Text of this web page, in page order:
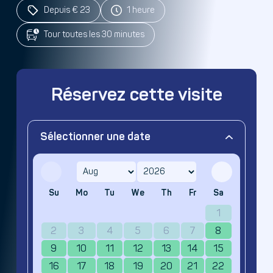
Depuis € 23 1 heure
Tour toutes les 30 minutes
Réservez cette visite
Sélectionner une date
Su Mo Tu We Th Fr Sa
1
2
3 4 5 6 7
8
9
10 11 12 13 14
15
16
17 18 19 20 21
22